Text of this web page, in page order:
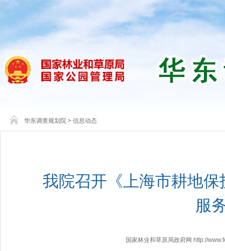
华东调查规划院 > 信息动态
我院召开《上海市耕地
服
国家林业和草原局政府网 http://